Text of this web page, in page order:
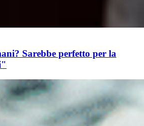
Sarebbe perfetto per la